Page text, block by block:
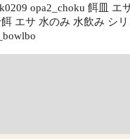
opa2_choku 餌皿
エサ 水のみ 水飲み シ